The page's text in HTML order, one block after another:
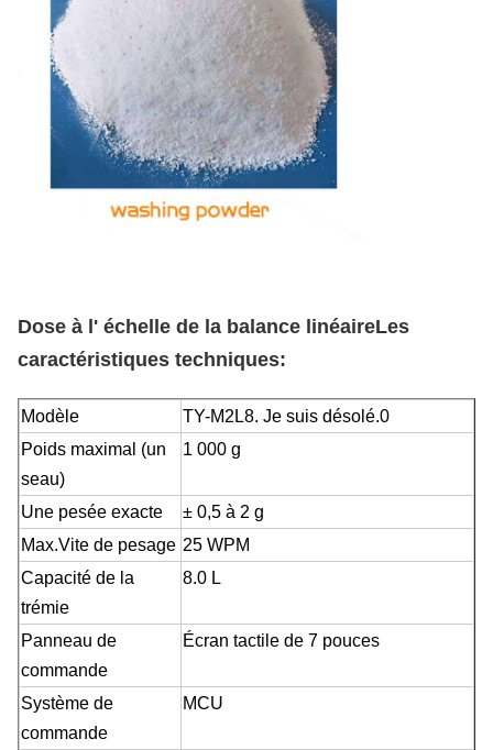
Dose à l' échelle de la balance linéaireLes
caractéristiques techniques:
Modèle
TY-M2L8. Je suis désolé.0
Poids maximal (un
seau)
1 000 g
Une pesée exacte
± 0,5 à 2 g
Max.Vite de pesage 25 WPM
Capacité de la
trémie
8.0 L
Panneau de
commande
Écran tactile de 7 pouces
Système de
commande
MCU